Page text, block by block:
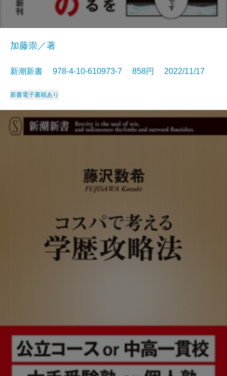
加藤崇／著
新潮新書 978-4-10-610973-7 858円 2022/11/17
新書電子書籍あり